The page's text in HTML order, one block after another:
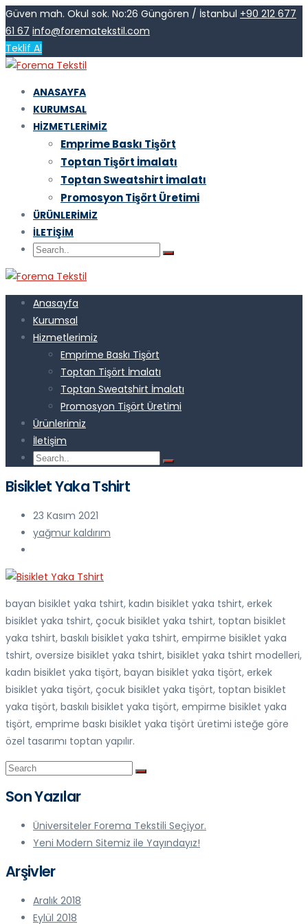
Güven mah. Okul sok. No:26 Güngören / İstanbul +90 212 677
61 67 info@forematekstil.com
Teklif Al
ANASAYFA
KURUMSAL
HIZMETLERIMIZ
Emprime Baskı Tişört
Toptan Tişört İmalatı
Toptan Sweatshirt İmalatı
Promosyon Tişört Üretimi
ÜRÜNLERIMIZ
İLETIŞIM
Anasayfa
Kurumsal
Hizmetlerimiz
Emprime Baskı Tişört
Toptan Tişört İmalatı
Toptan Sweatshirt İmalatı
Promosyon Tişört Üretimi
Ürünlerimiz
İletişim
Bisiklet Yaka Tshirt
23 Kasım 2021
yağmur kaldırım
bayan bisiklet yaka tshirt, kadın bisiklet yaka tshirt, erkek
bisiklet yaka tshirt, çocuk bisiklet yaka tshirt, toptan bisiklet
yaka tshirt, baskılı bisiklet yaka tshirt, empirme bisiklet yaka
tshirt, oversize bisiklet yaka tshirt, bisiklet yaka tshirt modelleri,
kadın bisiklet yaka tişört, bayan bisiklet yaka tişört, erkek
bisiklet yaka tişört, çocuk bisiklet yaka tişört, toptan bisiklet
yaka tişört, baskılı bisiklet yaka tişört, empirme bisiklet yaka
tişört, emprime baskı bisiklet yaka tişört üretimi isteğe göre
özel tasarımı toptan yapılır.
Son Yazılar
Üniversiteler Forema Tekstili Seçiyor.
Yeni Modern Sitemiz ile Yayındayız!
Arşivler
Aralık 2018
Eylül 2018